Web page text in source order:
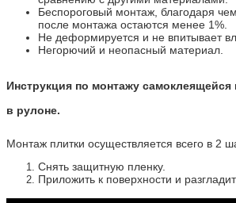
Беспороговый монтаж, благодаря
после монтажа остаются менее 1%.
Не деформируется и не впитывает
Негорючий и неопасный материал.
Инструкция по монтажу
в рулоне.
Монтаж плитки осуществляется всего в 2
Снять защитную пленку.
Приложить к поверхности и